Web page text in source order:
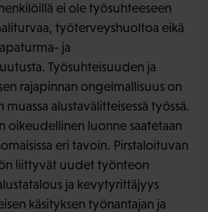
ei ole työsuhteeseen
työterveyshuoltoa eikä
ja
Työsuhteisuuden ja
rajapinnan ongelmallisuus on
alustavälitteisessä työssä.
oikeudellinen luonne saatetaan
eri tavoin. Pirstaloituvan
liittyvät uudet työnteon
ja kevytyrittäjyys
käsityksen työnantajan ja